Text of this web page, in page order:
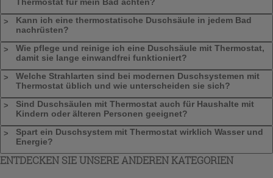
Kann ich eine thermostatische Duschsäule in jedem Bad
nachrüsten?
Wie pflege und reinige ich eine Duschsäule mit Thermostat,
damit sie lange einwandfrei funktioniert?
Welche Strahlarten sind bei modernen Duschsystemen mit
Thermostat üblich und wie unterscheiden sie sich?
Sind Duschsäulen mit Thermostat auch für Haushalte mit
Kindern oder älteren Personen geeignet?
Spart ein Duschsystem mit Thermostat wirklich Wasser und
Energie?
ENTDECKEN SIE UNSERE ANDEREN KATEGORIEN